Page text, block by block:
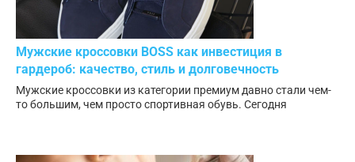
Мужские кроссовки BOSS как инвестиция в
гардероб: качество, стиль и долговечность
Мужские кроссовки из категории премиум давно стали чем-
то большим, чем просто спортивная обувь. Сегодня